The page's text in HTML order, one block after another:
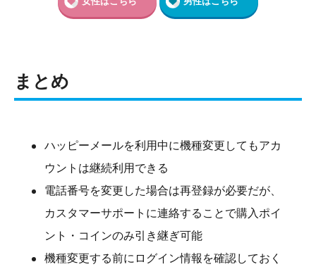
まとめ
ハッピーメールを利用中に機種変更してもアカ
ウントは継続利用できる
電話番号を変更した場合は再登録が必要だが、
カスタマーサポートに連絡することで購入ポイ
ント・コインのみ引き継ぎ可能
機種変更する前にログイン情報を確認しておく